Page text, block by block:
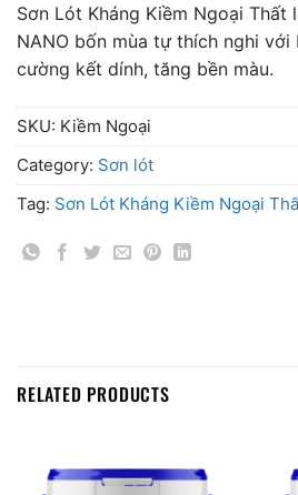
Sơn Lót Kháng Kiềm Ngoại Thất
NANO bốn mùa tự thích nghi với
cường kết dính, tăng bền màu.
SKU: Kiềm Ngoại
Category: Sơn lót
Tag: Sơn Lót Kháng Kiềm Ngoại
RELATED PRODUCTS